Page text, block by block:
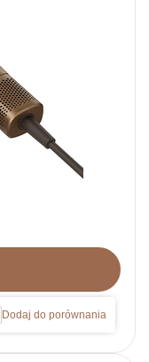
Dodaj do porównania